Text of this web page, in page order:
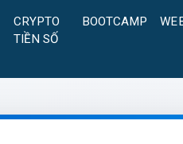
CRYPTO
TIỀN SỐ
BOOTCAMP